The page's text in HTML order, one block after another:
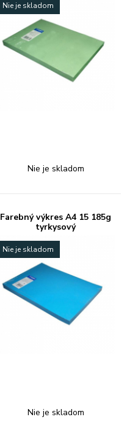
Nie je skladom
Nie je skladom
Farebný výkres A4 15 185g
tyrkysový
Nie je skladom
Nie je skladom